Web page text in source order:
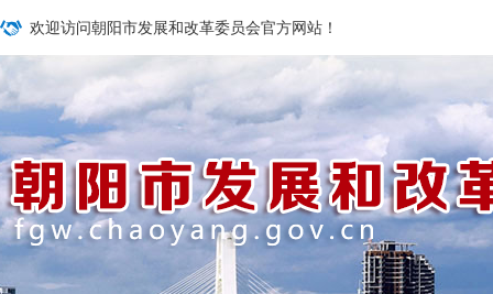
欢迎访问朝阳市发展和改革委员会官方网站！